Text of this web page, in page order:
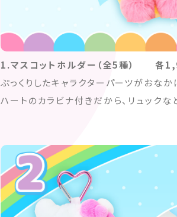
1.マスコットホルダー（全5種） 各
ぷっくりしたキャラクターパーツがおなか
ハートのカラビナ付きだから、リュック